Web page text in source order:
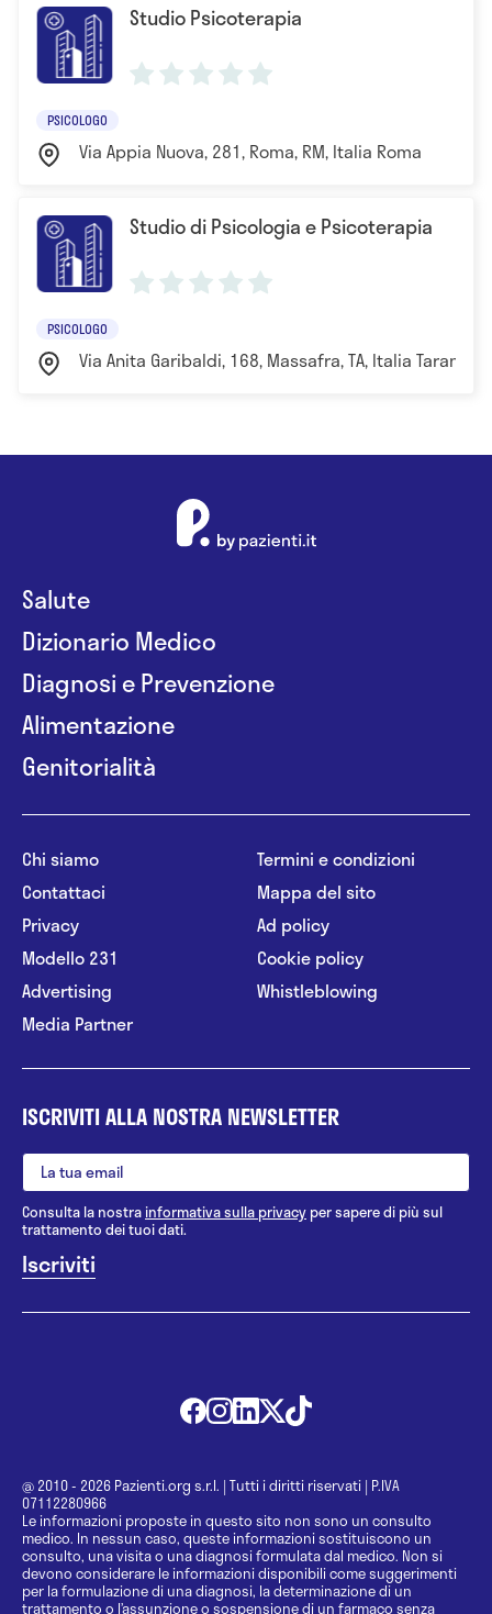
Studio Psicoterapia
PSICOLOGO
Via Appia Nuova, 281, Roma, RM, Italia Roma
Studio di Psicologia e Psicoterapia
PSICOLOGO
Via Anita Garibaldi, 168, Massafra, TA, Italia Taranto
Salute
Dizionario Medico
Diagnosi e Prevenzione
Alimentazione
Genitorialità
Chi siamo
Contattaci
Privacy
Modello 231
Advertising
Media Partner
Termini e condizioni
Mappa del sito
Ad policy
Cookie policy
Whistleblowing
ISCRIVITI ALLA NOSTRA NEWSLETTER
Consulta la nostrainformativa sulla privacy per sapere di più sul
trattamento dei tuoi dati.
@ 2010 - 2026 Pazienti.org s.r.l. | Tutti i diritti riservati | P.IVA
07112280966
Le informazioni proposte in questo sito non sono un consulto
medico. In nessun caso, queste informazioni sostituiscono un
consulto, una visita o una diagnosi formulata dal medico. Non si
devono considerare le informazioni disponibili come suggerimenti
per la formulazione di una diagnosi, la determinazione di un
trattamento o l’assunzione o sospensione di un farmaco senza